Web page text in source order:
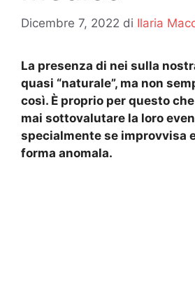
Dicembre 7, 2022 di Ilaria
La presenza di nei sulla
quasi “naturale”, ma non
così. È proprio per questo
mai sottovalutare la loro
specialmente se improvvisa
forma anomala.